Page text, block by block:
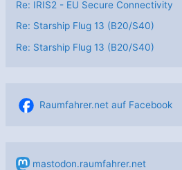
Re: IRIS2 - EU Secure Connectivity
Re: Starship Flug 13 (B20/S40)
Re: Starship Flug 13 (B20/S40)
Raumfahrer.net auf Facebook
mastodon.raumfahrer.net